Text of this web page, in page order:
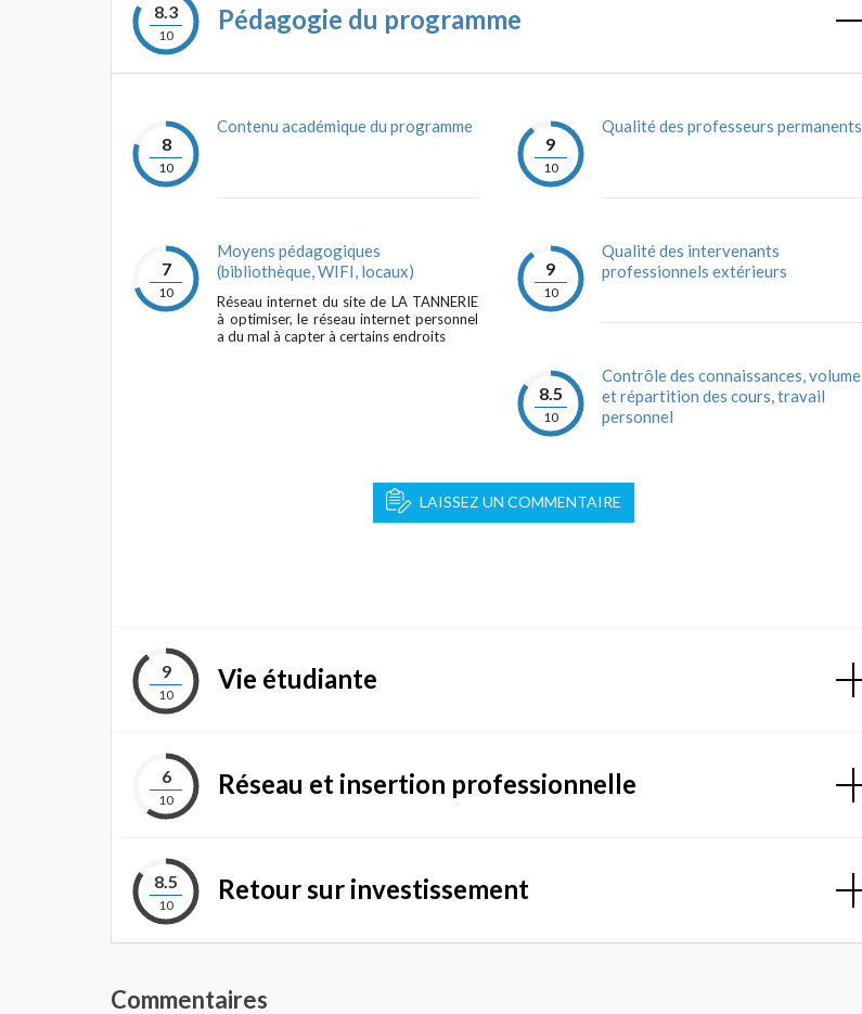
8.3
10
Pédagogie du programme
8
10
Contenu académique du programme
7
10
Moyens pédagogiques
(bibliothèque, WIFI, locaux)
Réseau internet du site de LA TANNERIE
à optimiser, le réseau internet personnel
a du mal à capter à certains endroits
9
10
Qualité des professeurs permanents
9
10
Qualité des intervenants
professionnels extérieurs
8.5
10
Contrôle des connaissances, volume
et répartition des cours, travail
personnel
LAISSEZ UN COMMENTAIRE
9
10
Vie étudiante
6
10
Réseau et insertion professionnelle
8.5
10
Retour sur investissement
Commentaires